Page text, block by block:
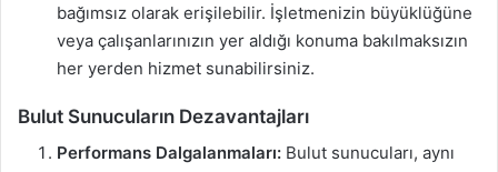
bağımsız olarak erişilebilir. İşletmenizin büyüklüğüne
veya çalışanlarınızın yer aldığı konuma bakılmaksızın
her yerden hizmet sunabilirsiniz.
Bulut Sunucuların Dezavantajları
Performans Dalgalanmaları: Bulut sunucuları, aynı